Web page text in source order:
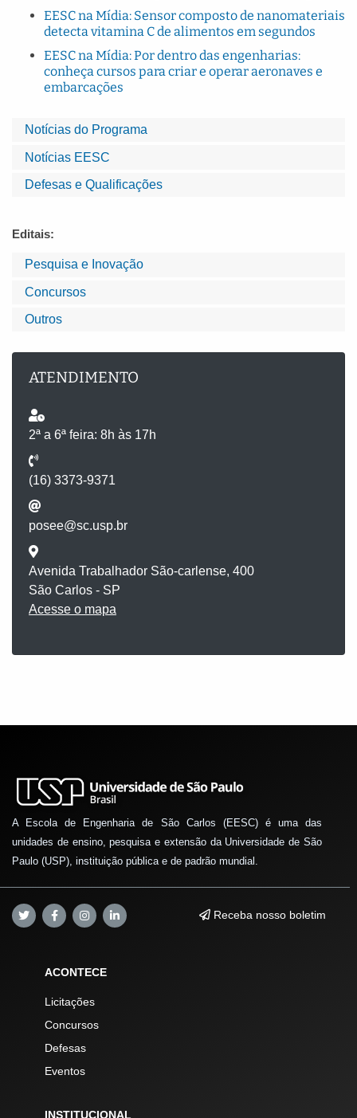
Notícias do Programa
Notícias EESC
Defesas e Qualificações
Editais:
Pesquisa e Inovação
Concursos
Outros
ATENDIMENTO
2ª a 6ª feira: 8h às 17h
(16) 3373-9371
posee@sc.usp.br
Avenida Trabalhador São-carlense, 400
São Carlos - SP
Acesse o mapa
EESC na Mídia: Sensor composto de nanomateriais
detecta vitamina C de alimentos em segundos
EESC na Mídia: Por dentro das engenharias:
conheça cursos para criar e operar aeronaves e
embarcações
A Escola de Engenharia de São Carlos (EESC) é uma das
unidades de ensino, pesquisa e extensão da Universidade de São
Paulo (USP), instituição pública e de padrão mundial.
Receba nosso boletim
ACONTECE
Licitações
Concursos
Defesas
Eventos
INSTITUCIONAL